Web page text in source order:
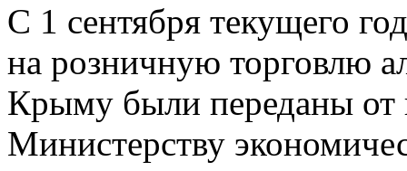
С 1 сентября текущего
на розничную торговлю
Крыму были переданы от
Министерству